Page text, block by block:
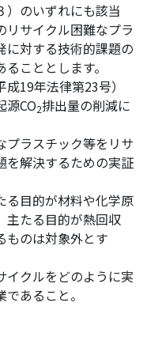
）のいずれにも該当
リサイクル困難なプラ
に対する技術的課題の
こととします。
19年法律第23号）
源CO2排出量の削減に
プラスチック等をリサ
を解決するための実証
る目的が材料や化学原
主たる目的が熱回収
ものは対象外とす
イクルをどのように実
あること。